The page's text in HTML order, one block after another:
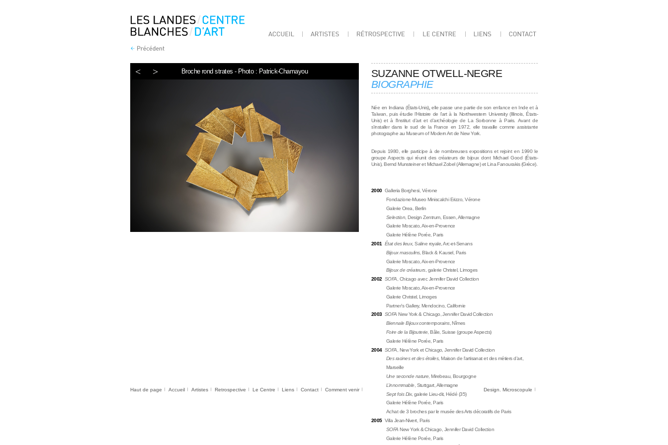
Broche rond strates - Photo : Patrick-Chamayou
< >
SUZANNE OTWELL-NEGRE
BIOGRAPHIE
Née en Indiana (États-Unis),elle passe une partie de son enfance en Inde et à
Taïwan, puis étudie l’Histoire de l’art à la Northwestern University (Illinois, États-
Unis) et à l’Institut d’art et d’archéologie de La Sorbonne à Paris. Avant de
s’installer dans le sud de la France en 1972, elle travaille comme assistante
photographe au Museum of Modern Art de New York.
Depuis 1980, elle participe à de nombreuses expositions et rejoint en 1990 le
groupe Aspects qui réunit des créateurs de bijoux dont Michael Good (États-
Unis), Bernd Munsteiner et Michael Zobel (Allemagne) et Lina Fanourakis (Grèce).
2000Galleria Borghesi, Vérone
Fondazione-Museo Miniscalchi Erizzo, Vérone
Galerie Orea, Berlin
Selection , Design Zentrum, Essen, Allemagne
Galerie Moscato, Aix-en-Provence
Galerie Hélène Porée, Paris
2001 État des lieux, Saline royale, Arc-et-Senans
Bijoux masculins, Black & Kausel, Paris
Galerie Moscato, Aix-en-Provence
Bijoux de créateurs, galerie Christel, Limoges
2002 SOFA, Chicago avec Jennifer David Collection
Galerie Moscato, Aix-en-Provence
Galerie Christel, Limoges
Partner’s Gallery, Mendocino, Californie
2003 SOFA New York & Chicago, Jennifer David Collection
Biennale Bijoux contemporains, Nîmes
Foire de la Bijouterie , Bâle, Suisse (groupe Aspects)
Galerie Hélène Porée, Paris
2004 SOFA , New York et Chicago, Jennifer David Collection
Des racines et des étoiles, Maison de l’artisanat et des métiers d’art,
Marseille
Une seconde nature , Mirebeau, Bourgogne
L’innommable , Stuttgart, Allemagne
Sept fois Dix, galerie Lieu-dit, Hédé (35)
Galerie Hélène Porée, Paris
Achat de 3 broches par le musée des Arts décoratifs de Paris
2005 Villa Jean-Nivert, Paris
SOFA New York & Chicago, Jennifer David Collection
Galerie Hélène Porée, Paris
Haut de page Accueil Artistes Retrospective Le Centre Liens Contact Comment venir Design. Microscopule